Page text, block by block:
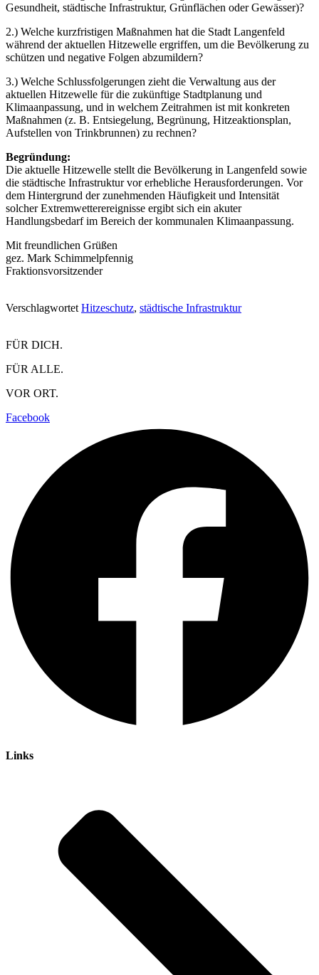
Gesundheit, städtische Infrastruktur, Grünflächen oder Gewässer)?
2.) Welche kurzfristigen Maßnahmen hat die Stadt Langenfeld
während der aktuellen Hitzewelle ergriffen, um die Bevölkerung zu
schützen und negative Folgen abzumildern?
3.) Welche Schlussfolgerungen zieht die Verwaltung aus der
aktuellen Hitzewelle für die zukünftige Stadtplanung und
Klimaanpassung, und in welchem Zeitrahmen ist mit konkreten
Maßnahmen (z. B. Entsiegelung, Begrünung, Hitzeaktionsplan,
Aufstellen von Trinkbrunnen) zu rechnen?
Begründung:
Die aktuelle Hitzewelle stellt die Bevölkerung in Langenfeld sowie
die städtische Infrastruktur vor erhebliche Herausforderungen. Vor
dem Hintergrund der zunehmenden Häufigkeit und Intensität
solcher Extremwetterereignisse ergibt sich ein akuter
Handlungsbedarf im Bereich der kommunalen Klimaanpassung.
Mit freundlichen Grüßen
gez. Mark Schimmelpfennig
Fraktionsvorsitzender
Verschlagwortet Hitzeschutz, städtische Infrastruktur
FÜR DICH.
FÜR ALLE.
VOR ORT.
Facebook
Links